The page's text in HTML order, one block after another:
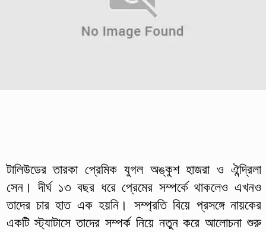
টালিউডের তারকা প্রেমিক যুগল অঙ্কুশ হাজরা ও ঐন্দ্রিলা
সেন। দীর্ঘ ১৩ বছর ধরে প্রেমের সম্পর্কে থাকলেও এখনও
তাদের চার হাত এক হয়নি। সম্প্রতি বিয়ে প্রসঙ্গে নায়কের
একটি স্ট্যাটাসে তাদের সম্পর্ক নিয়ে নতুন করে আলোচনা শুরু